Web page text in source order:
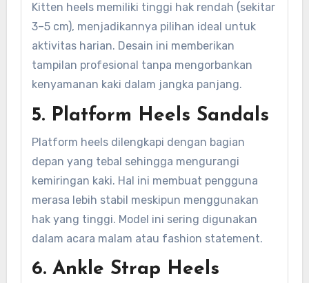
Kitten heels memiliki tinggi hak rendah (sekitar
3–5 cm), menjadikannya pilihan ideal untuk
aktivitas harian. Desain ini memberikan
tampilan profesional tanpa mengorbankan
kenyamanan kaki dalam jangka panjang.
5. Platform Heels Sandals
Platform heels dilengkapi dengan bagian
depan yang tebal sehingga mengurangi
kemiringan kaki. Hal ini membuat pengguna
merasa lebih stabil meskipun menggunakan
hak yang tinggi. Model ini sering digunakan
dalam acara malam atau fashion statement.
6. Ankle Strap Heels